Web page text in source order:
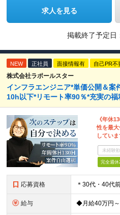
求人を見る
掲載終了予定日
NEW 正社員 面接情報有 自己PR不
株式会社ラポールスター
インフラエンジニア*単価公開＆案
10h以下*リモート率90％*充実の福
《年休
性を最
してい
未経験
完全週休
応募資格
給与